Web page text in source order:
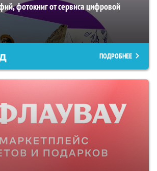
фотокниг от сервиса цифровой
ПОДРОБНЕЕ